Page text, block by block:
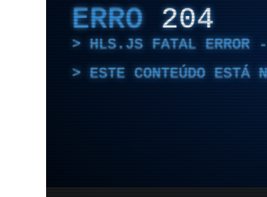
ERRO 204
HLS.JS FATAL ERROR -
ESTE CONTEÚDO ESTÁ